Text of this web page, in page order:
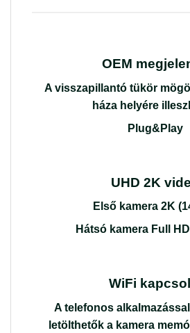
OEM
A visszapillantó tükör
háza helyére
Plug&Play
UHD 2K
Első kamera 2K
Hátsó kamera Full
WiFi
A telefonos
letölthetők a kamera